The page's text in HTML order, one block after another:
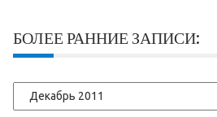
БОЛЕЕ РАННИЕ ЗАПИСИ:
Более
ранние